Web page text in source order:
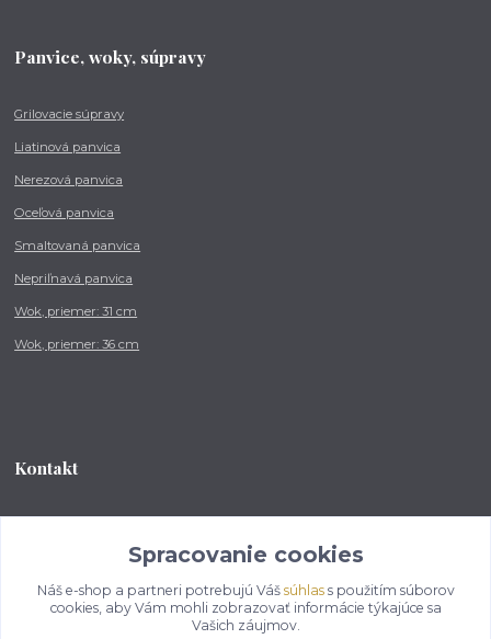
Panvice, woky, súpravy
Grilovacie súpravy
Liatinová panvica
Nerezová panvica
Oceľová panvica
Smaltovaná panvica
Nepriľnavá panvica
Wok, priemer: 31 cm
Wok, priemer: 36 cm
Kontakt
od 8:00 - do 16:00 hod
info@kotlikovesupravy.sk
Spracovanie cookies
Náš e-shop a partneri potrebujú Váš súhlass použitím súborov
cookies, aby Vám mohli zobrazovať informácie týkajúce sa
Vašich záujmov.